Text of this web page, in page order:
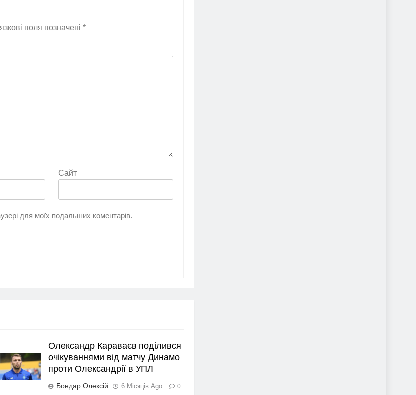
поля позначені *
Сайт
для моїх подальших коментарів.
Олександр Караваєв поділився
очікуваннями від матчу Динамо
проти Олександрії в УПЛ
Бондар Олексій 6 Місяців Ago 0